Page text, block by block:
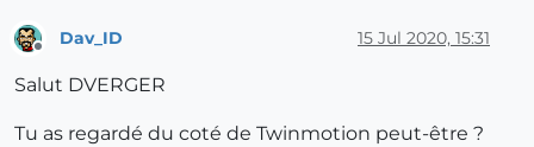
Dav_ID 15 Jul 2020, 15:31
Salut DVERGER
Tu as regardé du coté de Twinmotion peut-être ?